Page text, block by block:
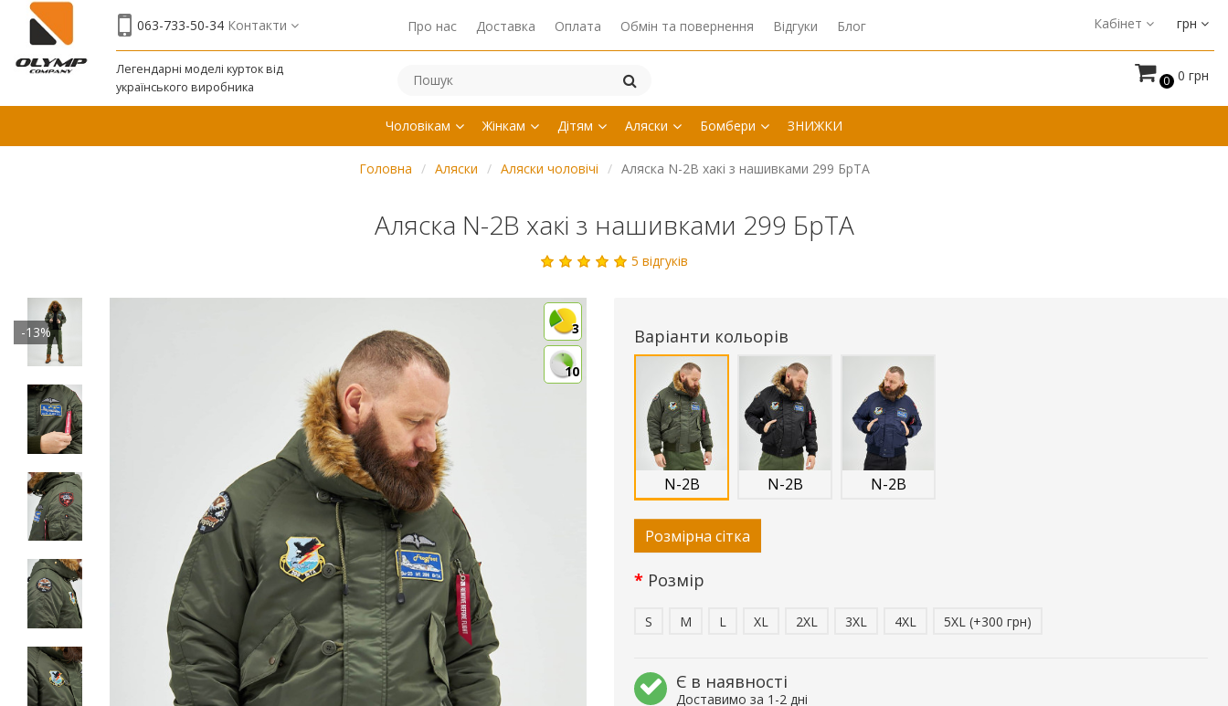
063-733-50-34 Контакти Про нас Доставка Оплата Обмін та повернення Відгуки Блог Кабінет грн
Легендарні моделі курток від
українського виробника
0 0 грн
Чоловікам Жінкам Дітям Аляски Бомбери ЗНИЖКИ
Головна Аляски Аляски чоловічі Аляска N-2B хакі з нашивками 299 БрТА
Аляска N-2B хакі з нашивками 299 БрТА
5 відгуків
-13% 3
10
Варіанти кольорів
N-2B N-2B N-2B
Розмірна сітка
Розмір
S M L XL 2XL 3XL 4XL 5XL (+300 грн)
Є в наявності
Доставимо за 1-2 дні